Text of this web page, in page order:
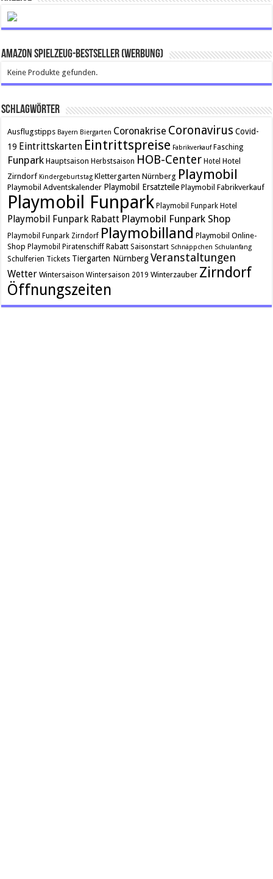
Amazon Spielzeug-Bestseller (Werbung)
Keine Produkte gefunden.
Schlagwörter
Ausflugstipps Bayern Biergarten Coronakrise Coronavirus Covid-
19 Eintrittskarten Eintrittspreise Fabrikverkauf Fasching
Funpark Hauptsaison Herbstsaison HOB-Center Hotel Hotel
Zirndorf Kindergeburtstag Klettergarten Nürnberg Playmobil
Playmobil Adventskalender Playmobil Ersatzteile Playmobil Fabrikverkauf
Playmobil Funpark Playmobil Funpark Hotel
Playmobil Funpark Rabatt Playmobil Funpark Shop
Playmobil Funpark Zirndorf Playmobilland Playmobil Online-
Shop Playmobil Piratenschiff Rabatt Saisonstart Schnäppchen Schulanfang
Schulferien Tickets Tiergarten Nürnberg Veranstaltungen
Wetter Wintersaison Wintersaison 2019 Winterzauber Zirndorf
Öffnungszeiten